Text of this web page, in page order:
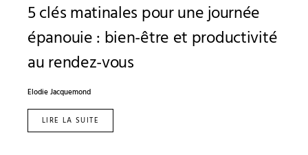
5 clés matinales pour une journée
épanouie : bien-être et productivité
au rendez-vous
Elodie Jacquemond
LIRE LA SUITE